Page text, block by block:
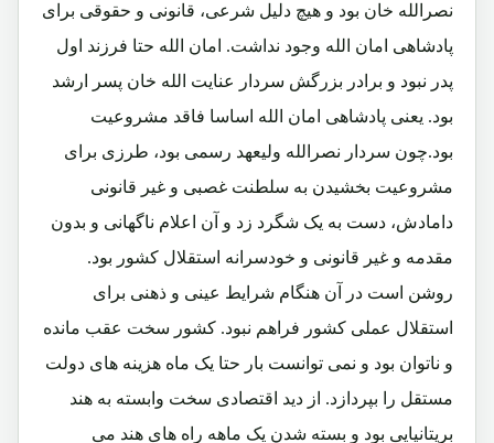
نصرالله خان بود و هیچ دلیل شرعی، قانونی و حقوقی برای
پادشاهی امان الله وجود نداشت. امان الله حتا فرزند اول
پدر نبود و برادر بزرگش سردار عنایت الله خان پسر ارشد
بود. یعنی پادشاهی امان الله اساسا فاقد مشروعیت
بود.چون سردار نصرالله ولیعهد رسمی بود، طرزی برای
مشروعیت بخشیدن به سلطنت غصبی و غیر قانونی
دامادش، دست به یک شگرد زد و آن اعلام ناگهانی و بدون
مقدمه و غیر قانونی و خودسرانه استقلال کشور بود.
روشن است در آن هنگام شرایط عینی و ذهنی برای
استقلال عملی کشور فراهم نبود. کشور سخت عقب مانده
و ناتوان بود و نمی توانست بار حتا یک ماه هزینه های دولت
مستقل را بپردازد. از دید اقتصادی سخت وابسته به هند
بریتانیایی بود و بسته شدن یک ماهه راه های هند می